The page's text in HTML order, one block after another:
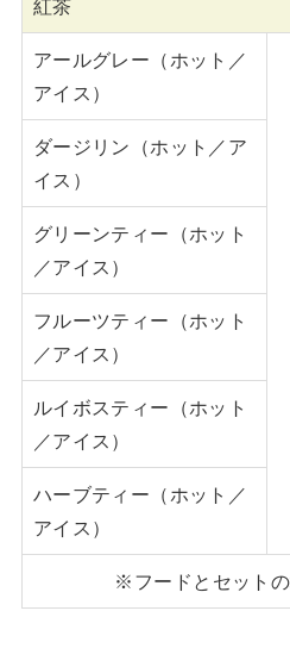
紅茶
アールグレー（ホット／
アイス）
ダージリン（ホット／ア
イス）
グリーンティー（ホット
／アイス）
フルーツティー（ホット
／アイス）
ルイボスティー（ホット
／アイス）
ハーブティー（ホット／
アイス）
※フードとセット